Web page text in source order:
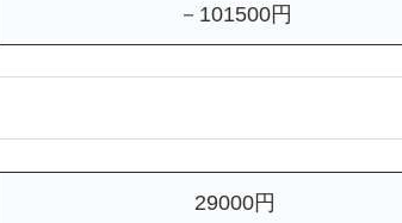
－101500円
29000円